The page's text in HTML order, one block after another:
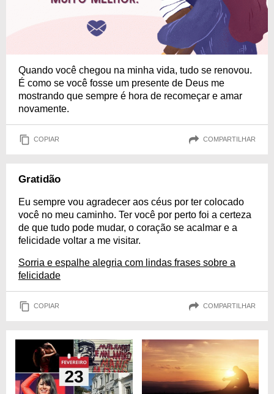
Quando você chegou na minha vida, tudo se renovou.
É como se você fosse um presente de Deus me
mostrando que sempre é hora de recomeçar e amar
novamente.
COPIAR COMPARTILHAR
Gratidão
Eu sempre vou agradecer aos céus por ter colocado
você no meu caminho. Ter você por perto foi a certeza
de que tudo pode mudar, o coração se acalmar e a
felicidade voltar a me visitar.
Sorria e espalhe alegria com lindas frases sobre a
felicidade
COPIAR COMPARTILHAR